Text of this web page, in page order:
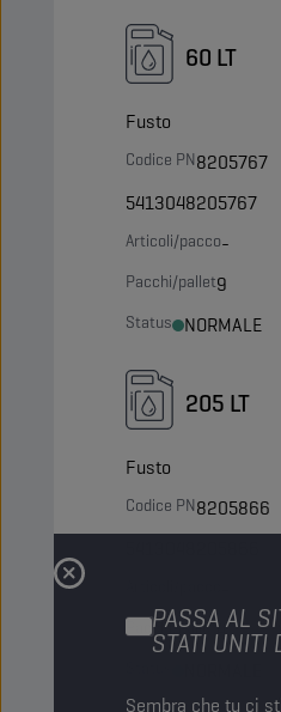
PASSA AL
STATI UNITI
Sembra che tu ci
60 LT
Fusto
Codice PN8205767
5413048205767
Articoli/pacco-
Pacchi/pallet9
Status NORMALE
205 LT
Fusto
Codice PN8205866
Pacchi/pallet4